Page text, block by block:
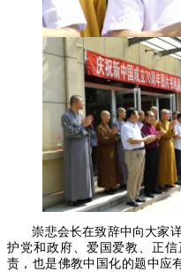
崇悲会长在致辞中向大家详
护党和政府、爱国爱教、正
责，也是佛教中国化的题中应